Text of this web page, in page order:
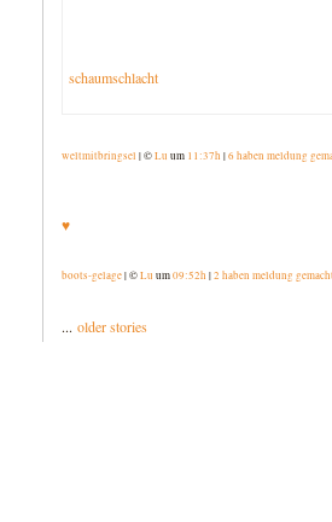
schaumschlacht
weltmitbringsel | ©Lu um 11:37h |6 haben meldung
♥
boots-gelage| ©Lu um09:52h |2 haben meldung
... older stories